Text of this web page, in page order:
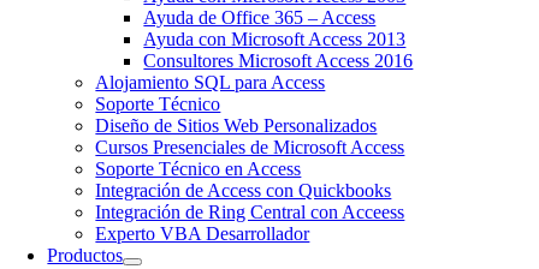
Ayuda de Office 365 – Access
Ayuda con Microsoft Access 2013
Consultores Microsoft Access 2016
Alojamiento SQL para Access
Soporte Técnico
Diseño de Sitios Web Personalizados
Cursos Presenciales de Microsoft Access
Soporte Técnico en Access
Integración de Access con Quickbooks
Integración de Ring Central con Acceess
Experto VBA Desarrollador
Productos